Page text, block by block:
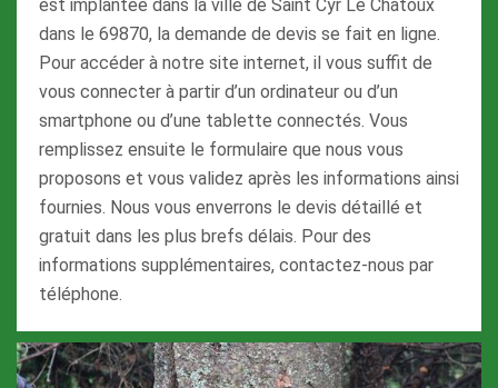
est implantée dans la ville de Saint Cyr Le Chatoux
dans le 69870, la demande de devis se fait en ligne.
Pour accéder à notre site internet, il vous suffit de
vous connecter à partir d’un ordinateur ou d’un
smartphone ou d’une tablette connectés. Vous
remplissez ensuite le formulaire que nous vous
proposons et vous validez après les informations ainsi
fournies. Nous vous enverrons le devis détaillé et
gratuit dans les plus brefs délais. Pour des
informations supplémentaires, contactez-nous par
téléphone.